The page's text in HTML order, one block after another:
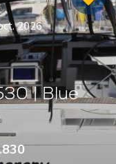
2026
| Blue